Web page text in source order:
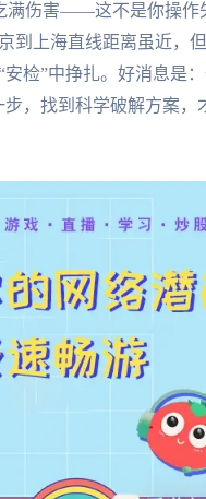
满伤害——这不是你操作
到上海直线距离虽近，
检”中挣扎。好消息是
，找到科学破解方案，